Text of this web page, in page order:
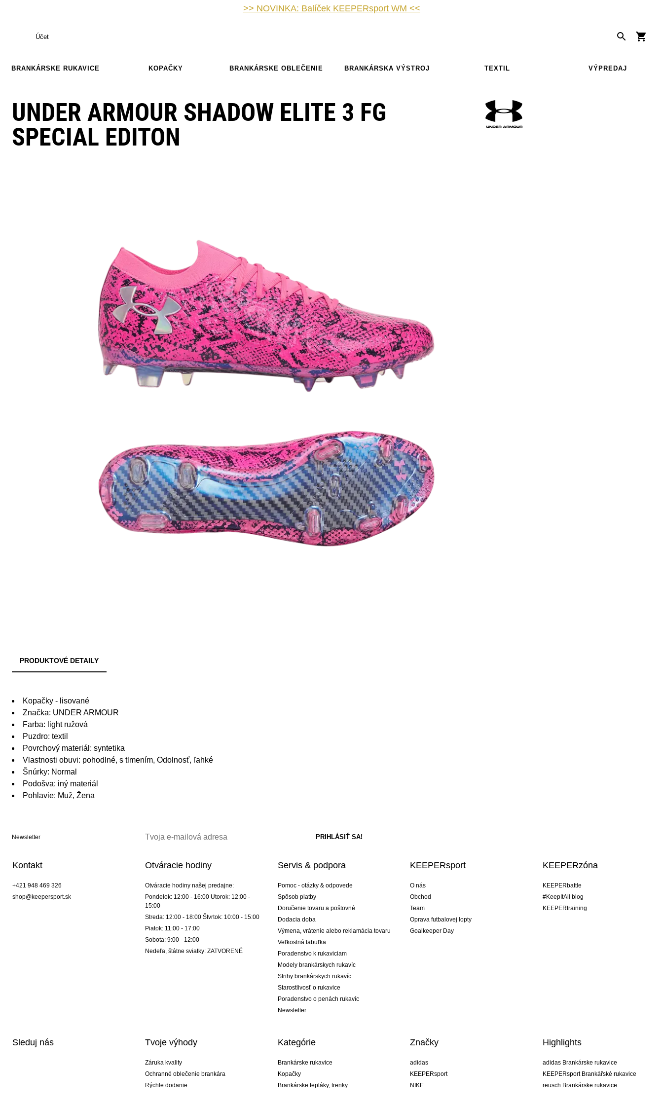
>> NOVINKA: Balíček KEEPERsport WM <<
Účet
BRANKÁRSKE RUKAVICE KOPAČKY BRANKÁRSKE OBLEČENIE BRANKÁRSKA VÝSTROJ TEXTIL VÝPREDAJ
UNDER ARMOUR SHADOW ELITE 3 FG
SPECIAL EDITON
PRODUKTOVÉ DETAILY
Kopačky - lisované
Značka: UNDER ARMOUR
Farba: light ružová
Puzdro: textil
Povrchový materiál: syntetika
Vlastnosti obuvi: pohodlné, s tlmením, Odolnosť, ľahké
Šnúrky: Normal
Podošva: iný materiál
Pohlavie: Muž, Žena
Newsletter
Kontakt
+421 948 469 326
shop@keepersport.sk
Otváracie hodiny
Otváracie hodiny našej predajne:
Pondelok: 12:00 - 16:00 Utorok: 12:00 -
15:00
Streda: 12:00 - 18:00 Štvrtok: 10:00 - 15:00
Piatok: 11:00 - 17:00
Sobota: 9:00 - 12:00
Nedeľa, štátne sviatky: ZATVORENÉ
Servis & podpora
Pomoc - otázky & odpovede
Spôsob platby
Doručenie tovaru a poštovné
Dodacia doba
Výmena, vrátenie alebo reklamácia tovaru
Veľkostná tabuľka
Poradenstvo k rukaviciam
Modely brankárskych rukavíc
Strihy brankárskych rukavíc
Starostlivosť o rukavice
Poradenstvo o penách rukavíc
Newsletter
KEEPERsport
O nás
Obchod
Team
Oprava futbalovej lopty
Goalkeeper Day
KEEPERzóna
KEEPERbattle
#KeepItAll blog
KEEPERtraining
Sleduj nás Tvoje výhody
Záruka kvality
Ochranné oblečenie brankára
Rýchle dodanie
Kategórie
Brankárske rukavice
Kopačky
Brankárske tepláky, trenky
Značky
adidas
KEEPERsport
NIKE
Highlights
adidas Brankárske rukavice
KEEPERsport Brankářské rukavice
reusch Brankárske rukavice